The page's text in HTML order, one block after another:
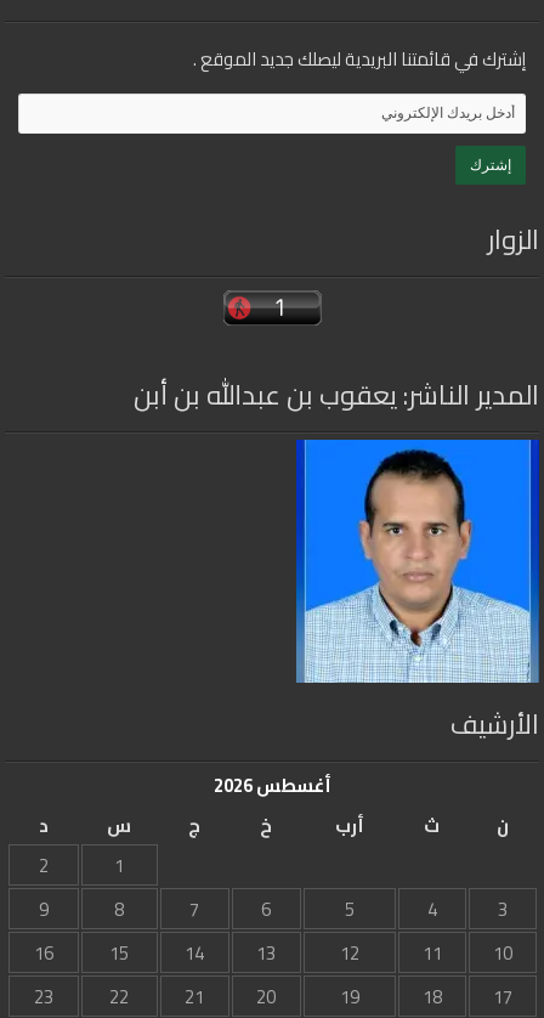
إشترك في قائمتنا البريدية ليصلك جديد الموقع .
الزوار
المدير الناشر: يعقوب بن عبدالله بن أبن
الأرشيف
أغسطس 2026
ن
ث أرب خ ج س
د
1
2
3
4
5
6
7
8
9
10
11
12
13
14
15
16
17
18
19
20
21
22
23